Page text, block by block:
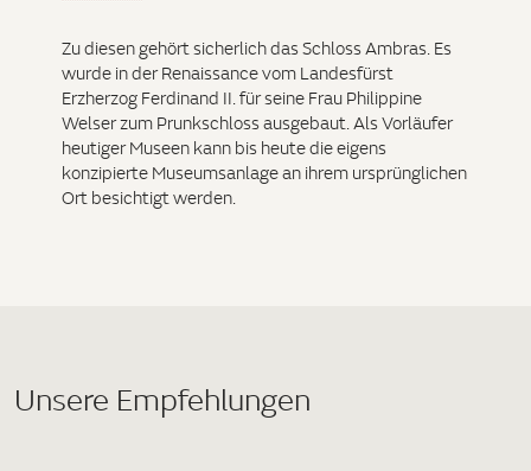
Zu diesen gehört sicherlich das Schloss Ambras. Es
wurde in der Renaissance vom Landesfürst
Erzherzog Ferdinand II. für seine Frau Philippine
Welser zum Prunkschloss ausgebaut. Als Vorläufer
heutiger Museen kann bis heute die eigens
konzipierte Museumsanlage an ihrem ursprünglichen
Ort besichtigt werden.
Unsere Empfehlungen